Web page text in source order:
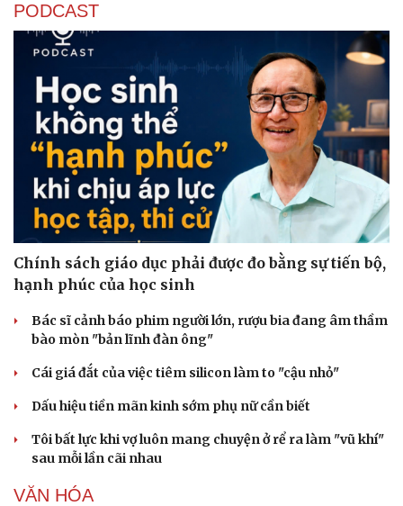
Sức khỏe
Dinh dưỡng - món ngon
Cây thuốc
Sản phụ khoa
Nhi khoa
Làm đẹp - giảm cân
Phòng mạch online
Ăn sạch sống khỏe
Đời sống
Blog
Tình yêu - Gia đình
PODCAST
Chính sách giáo dục phải được đo bằng sự tiến bộ,
hạnh phúc của học sinh
Bác sĩ cảnh báo phim người lớn, rượu bia đang âm thầm
bào mòn "bản lĩnh đàn ông"
Cái giá đắt của việc tiêm silicon làm to "cậu nhỏ"
Dấu hiệu tiền mãn kinh sớm phụ nữ cần biết
Tôi bất lực khi vợ luôn mang chuyện ở rể ra làm "vũ khí"
sau mỗi lần cãi nhau
VĂN HÓA